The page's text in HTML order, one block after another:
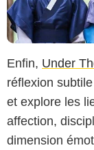
Enfin, Under
réflexion
et explore les
affection,
dimension